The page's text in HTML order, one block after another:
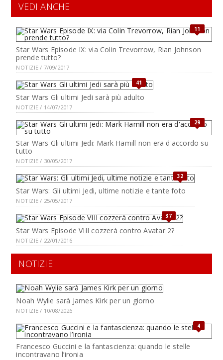
VEDI ANCHE
11
Star Wars Episode IX: via Colin Trevorrow, Rian Johnson
prende tutto?
NOTIZIE / 7/09/2017
41
Star Wars Gli ultimi Jedi sarà più adulto
NOTIZIE / 14/07/2017
29
Star Wars Gli ultimi Jedi: Mark Hamill non era d'accordo su
tutto
NOTIZIE / 30/05/2017
32
Star Wars: Gli ultimi Jedi, ultime notizie e tante foto
NOTIZIE / 25/05/2017
37
Star Wars Episode VIII cozzerà contro Avatar 2?
NOTIZIE / 22/01/2016
NOTIZIE
Noah Wylie sarà James Kirk per un giorno
NOTIZIE / 10/08/2026
4
Francesco Guccini e la fantascienza: quando le stelle
incontravano l’ironia